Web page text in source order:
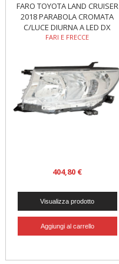
FARO TOYOTA LAND CRUISER
2018 PARABOLA CROMATA
C/LUCE DIURNA A LED DX
FARI E FRECCE
404,80 €